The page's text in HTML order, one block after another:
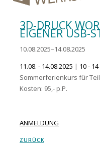
3D-DRUCK
EIGENER USB-
10.08.2025–14.08.2025
11.08. - 14.08.2025 | 10 -
Sommerferienkurs für
Kosten: 95,- p.P.
ANMELDUNG
ZURÜCK